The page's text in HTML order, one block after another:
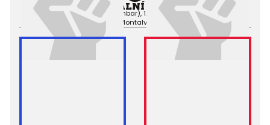
PROFESIONÁLNÍ ZÁPAS MMA
Výsledek:Submission (Armbar), 1. kolo 1:00,Rozhodčí:Jacob
Montalvo